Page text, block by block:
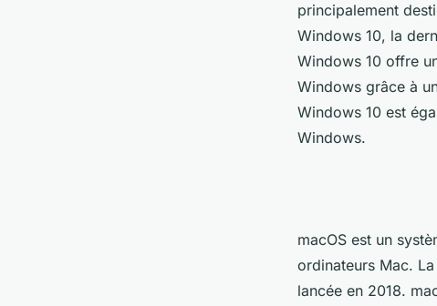
principalement
Windows 10, la
Windows 10 offre
Windows grâce à
Windows 10 est
Windows.
macOS est un
ordinateurs Mac.
lancée en 2018.